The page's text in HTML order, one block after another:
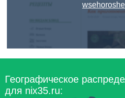
Географическое
для nix35.ru: